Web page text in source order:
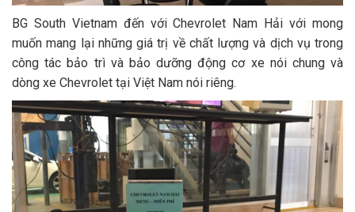
BG South Vietnam đến với Chevrolet Nam Hải với mong
muốn mang lại những giá trị về chất lượng và dịch vụ trong
công tác bảo trì và bảo dưỡng động cơ xe nói chung và
dòng xe Chevrolet tại Việt Nam nói riêng.